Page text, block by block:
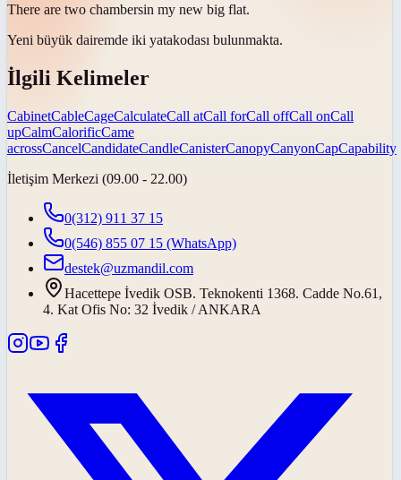
There are two chambersin my new big flat.
Yeni büyük dairemde iki yatakodası bulunmakta.
İlgili Kelimeler
CabinetCableCageCalculateCall atCall forCall offCall onCall
upCalmCalorificCame
acrossCancelCandidateCandleCanisterCanopyCanyonCapCapability
İletişim Merkezi (09.00 - 22.00)
0(312) 911 37 15
0(546) 855 07 15 (WhatsApp)
destek@uzmandil.com
Hacettepe İvedik OSB. Teknokenti 1368. Cadde No.61,
4. Kat Ofis No: 32 İvedik / ANKARA